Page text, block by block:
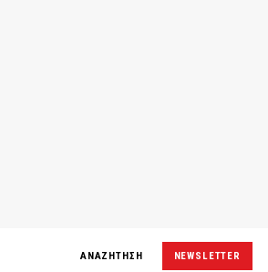
ΑΝΑΖΗΤΗΣΗ NEWSLETTER